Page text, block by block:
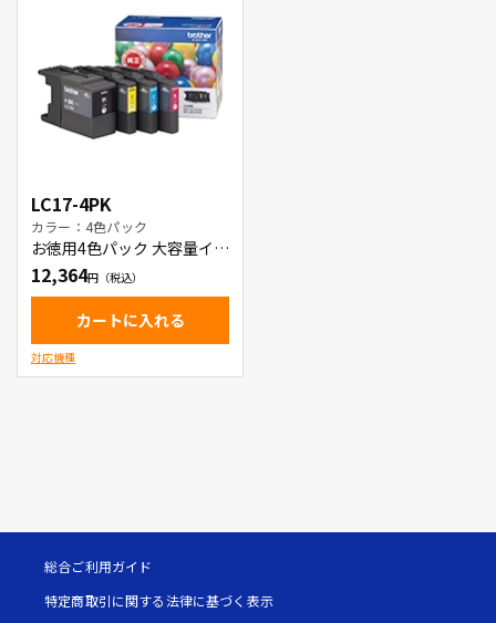
LC17-4PK
カラー：4色パック
お徳用4色パック 大容量イン
クカートリッジ
12,364
カートに入れる
対応機種
総合ご利用ガイド
特定商取引に関する法律に基づく表示